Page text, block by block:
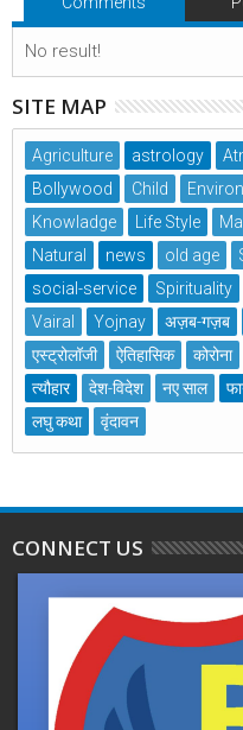
No result!
SITE MAP
Agriculture astrology
Bollywood
Child
Knowladge
Life Style
Natural
news old age
social-service
Spirituality
Vairal
Yojnay अज़ब-गज़ब
एस्ट्रोलॉजी
ऐतिहासिक कोरोना
त्यौहार
देश-विदेश नए साल
लघु कथा
वृंदावन
CONNECT US